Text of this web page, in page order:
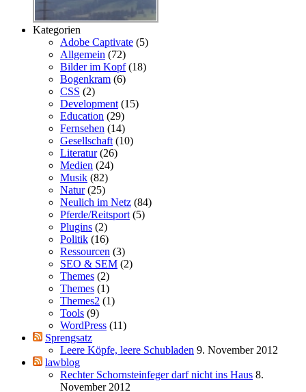
Kategorien
Adobe Captivate (5)
Allgemein (72)
Bilder im Kopf(18)
Bogenkram (6)
CSS (2)
Development (15)
Education (29)
Fernsehen (14)
Gesellschaft (10)
Literatur(26)
Medien (24)
Musik (82)
Natur(25)
Neulich im Netz (84)
Pferde/Reitsport (5)
Plugins (2)
Politik (16)
Ressourcen (3)
SEO & SEM (2)
Themes (2)
Themes (1)
Themes2 (1)
Tools (9)
WordPress (11)
Sprengsatz
Leere Köpfe, leere Schubladen 9. November 2012
lawblog
Rechter Schornsteinfeger darf nicht ins Haus 8.
November 2012